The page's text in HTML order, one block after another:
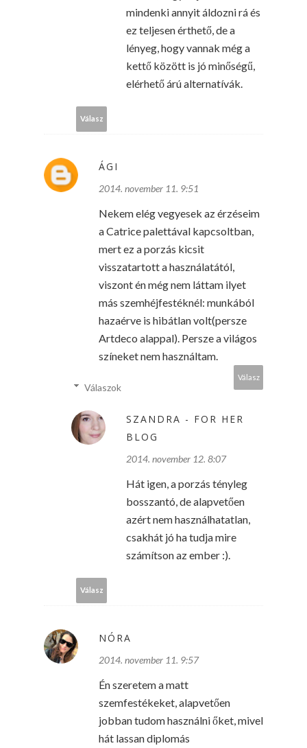
mindenki annyit áldozni rá és
ez teljesen érthető, de a
lényeg, hogy vannak még a
kettő között is jó minőségű,
elérhető árú alternatívák.
Válasz
ÁGI
2014. november 11. 9:51
Nekem elég vegyesek az érzéseim
a Catrice palettával kapcsoltban,
mert ez a porzás kicsit
visszatartott a használatától,
viszont én még nem láttam ilyet
más szemhéjfestéknél: munkából
hazaérve is hibátlan volt(persze
Artdeco alappal). Persze a világos
színeket nem használtam.
Válasz
Válaszok
SZANDRA - FOR HER
BLOG
2014. november 12. 8:07
Hát igen, a porzás tényleg
bosszantó, de alapvetően
azért nem használhatatlan,
csakhát jó ha tudja mire
számítson az ember :).
Válasz
NÓRA
2014. november 11. 9:57
Én szeretem a matt
szemfestékeket, alapvetően
jobban tudom használni őket, mivel
hát lassan diplomás